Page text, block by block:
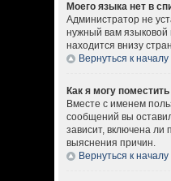
Моего языка нет в
Администратор не
нужный вам языковой
находится внизу
Вернуться к началу
Как я могу
Вместе с именем
сообщений вы
зависит, включена ли
выяснения причин.
Вернуться к началу